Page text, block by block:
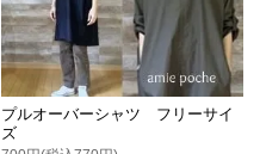
プルオーバーシャツ フリーサイ
ズ